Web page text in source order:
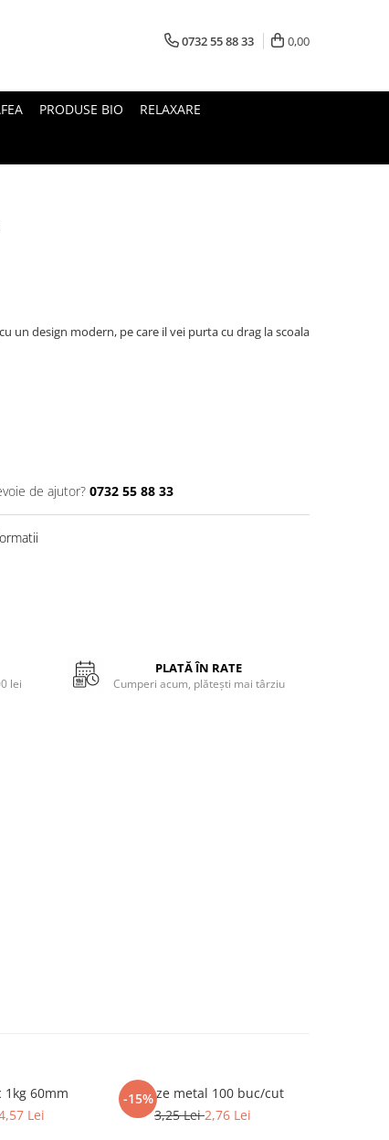
0732 55 88 33 0,00
PRODUSE BIO RELAXARE
un design modern, pe care il vei purta cu drag la scoala
de ajutor? 0732 55 88 33
lei
PLATĂ ÎN RATE
Cumperi acum, plătești mai târziu
1kg 60mm
Lei
-15%
Pioneze metal 100 buc/cut
3,25 Lei2,76 Lei